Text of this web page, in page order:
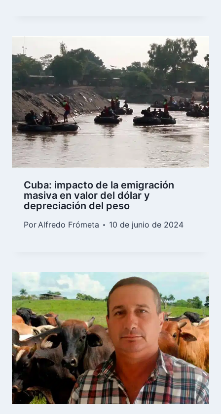
Cuba: impacto de la emigración
masiva en valor del dólar y
depreciación del peso
PorAlfredo Frómeta 10 de junio de 2024